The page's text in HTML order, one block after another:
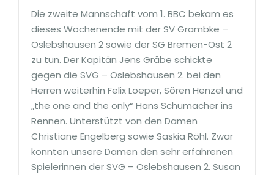
Die zweite Mannschaft vom 1. BBC bekam es
dieses Wochenende mit der SV Grambke –
Oslebshausen 2 sowie der SG Bremen-Ost 2
zu tun. Der Kapitän Jens Gräbe schickte
gegen die SVG – Oslebshausen 2. bei den
Herren weiterhin Felix Loeper, Sören Henzel und
„the one and the only“ Hans Schumacher ins
Rennen. Unterstützt von den Damen
Christiane Engelberg sowie Saskia Röhl. Zwar
konnten unsere Damen den sehr erfahrenen
Spielerinnen der SVG – Oslebshausen 2. Susan